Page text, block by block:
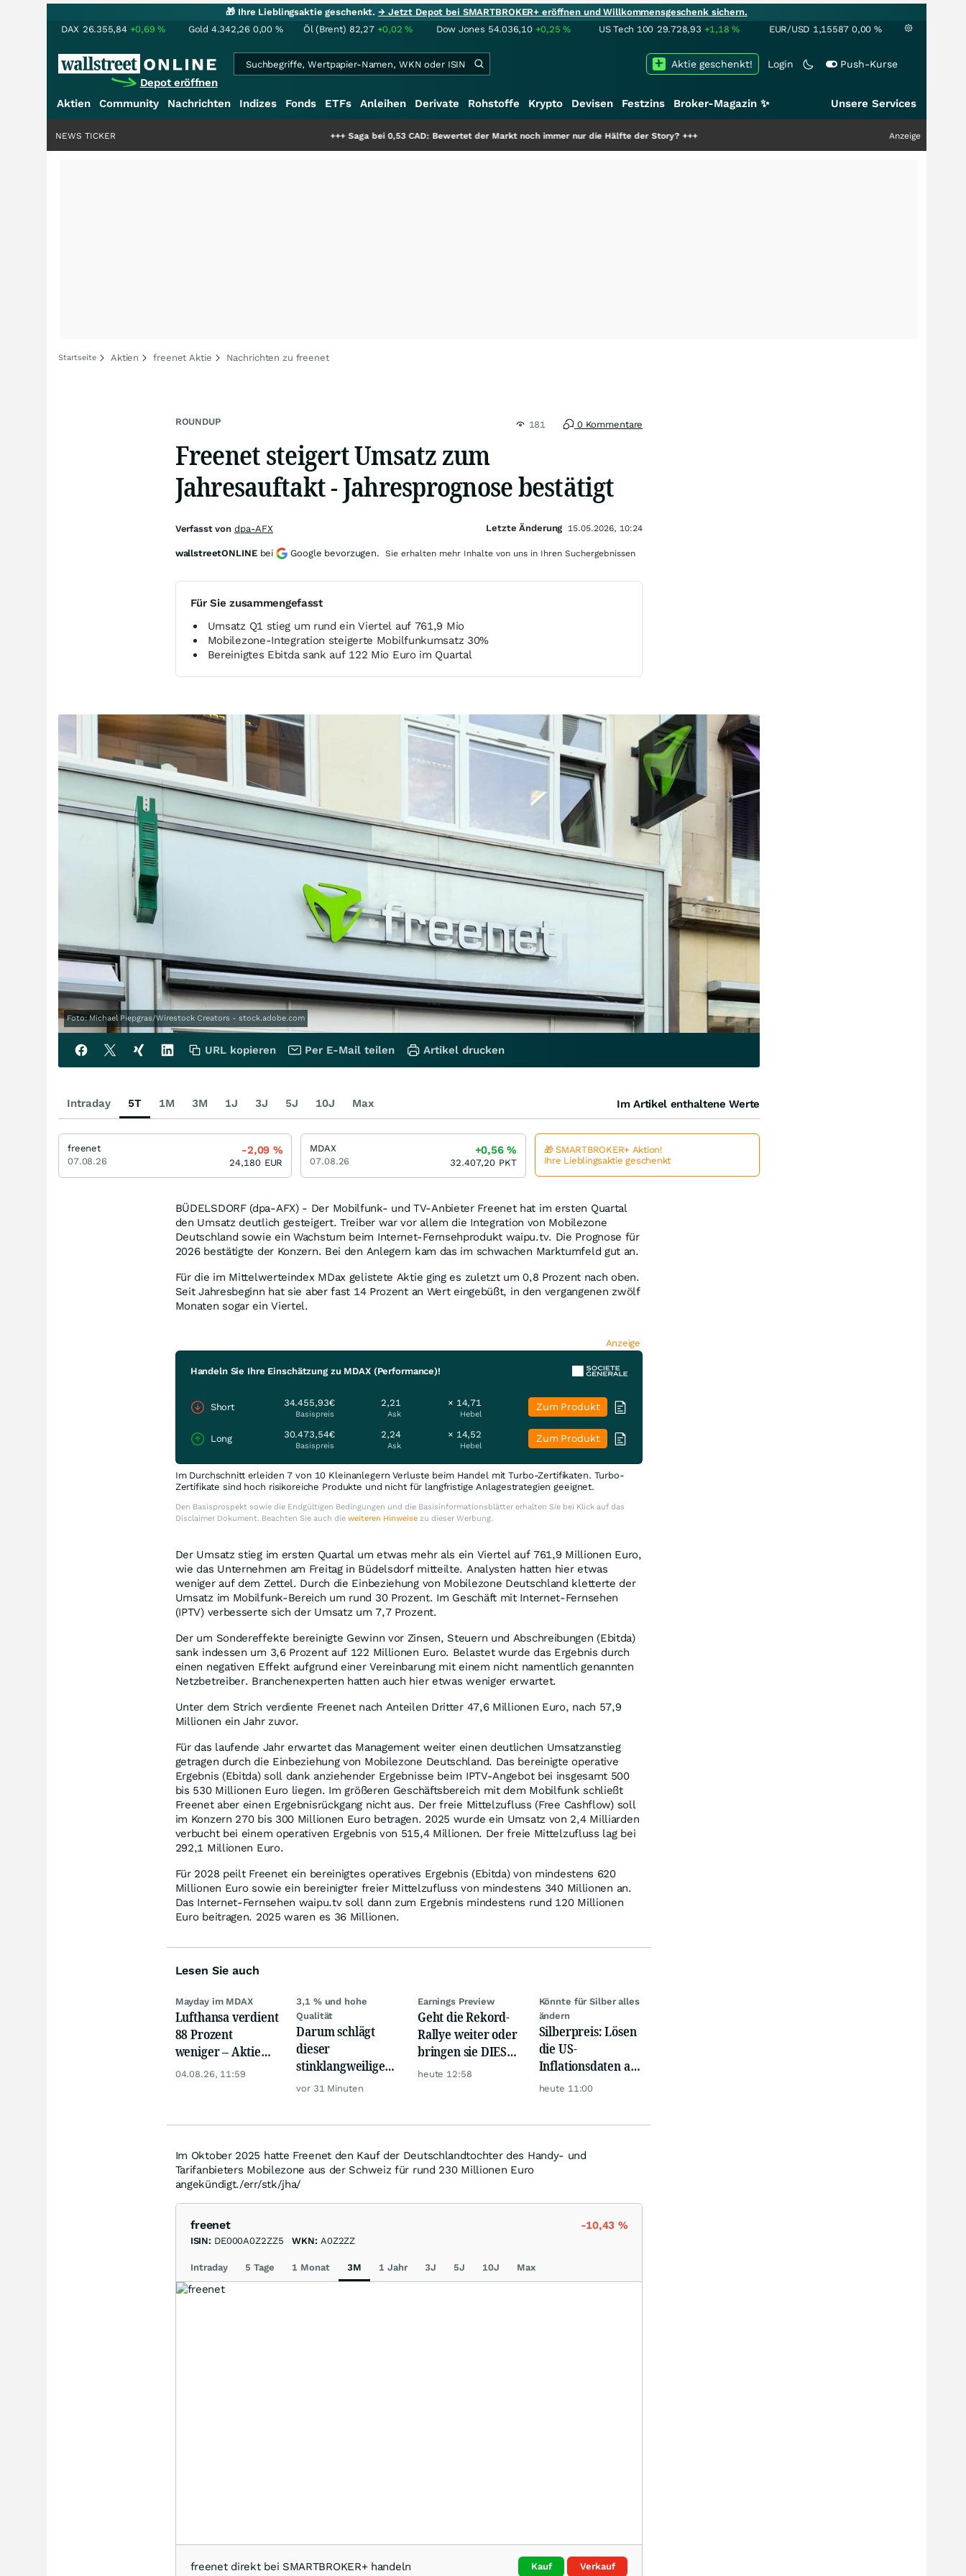
🎁 Ihre Lieblingsaktie geschenkt.→ Jetzt Depot bei SMARTBROKER+ eröffnen und Willkommensgeschenk sichern.
DAX 26.355,84 +0,69% Gold 4.342,26 0,00 % Öl (Brent) 82,27 +0,02% Dow Jones 54.036,10 +0,25% US Tech 100 29.728,93 +1,18% EUR/USD 1,15587 0,00 %
Depot eröffnen
Login Push-Kurse
Aktie geschenkt!
Aktien Community Nachrichten Indizes Fonds ETFs Anleihen Derivate Rohstoffe Krypto Devisen Festzins Broker-Magazin ✨ Unsere Services
Saga bei 0,53 CAD: Bewertet der Markt noch immer nur die Hälfte der Story?+++ Anzeige
NEWS TICKER
Startseite Aktien freenet Aktie Nachrichten zu freenet
ROUNDUP 181 0 Kommentare
Freenet steigert Umsatz zum
Jahresauftakt - Jahresprognose bestätigt
Für Sie zusammengefasst
Umsatz Q1 stieg um rund ein Viertel auf 761,9 Mio
Mobilezone-Integration steigerte Mobilfunkumsatz 30%
Bereinigtes Ebitda sank auf 122 Mio Euro im Quartal
Foto: Michael Piepgras/Wirestock Creators - stock.adobe.com
BÜDELSDORF (dpa-AFX) - Der Mobilfunk- und TV-Anbieter Freenet hat im ersten Quartal
den Umsatz deutlich gesteigert. Treiber war vor allem die Integration von Mobilezone
Deutschland sowie ein Wachstum beim Internet-Fernsehprodukt waipu.tv. Die Prognose für
2026 bestätigte der Konzern. Bei den Anlegern kam das im schwachen Marktumfeld gut an.
Für die im Mittelwerteindex MDax gelistete Aktie ging es zuletzt um 0,8 Prozent nach oben.
Seit Jahresbeginn hat sie aber fast 14 Prozent an Wert eingebüßt, in den vergangenen zwölf
Monaten sogar ein Viertel.
Anzeige
Handeln Sie Ihre Einschätzung zu MDAX (Performance)!
Short 34.455,93€
Basispreis
2,21
Ask
× 14,71
Hebel
Zum Produkt
Long 30.473,54€
Basispreis
2,24
Ask
× 14,52
Hebel
Zum Produkt
Im Durchschnitt erleiden 7 von 10 Kleinanlegern Verluste beim Handel mit Turbo-Zertifikaten. Turbo-
Zertifikate sind hoch risikoreiche Produkte und nicht für langfristige Anlagestrategien geeignet.
Den Basisprospekt sowie die Endgültigen Bedingungen und die Basisinformationsblätter erhalten Sie bei Klick auf das
Disclaimer Dokument. Beachten Sie auch die weiteren Hinweisezu dieser Werbung.
Der Umsatz stieg im ersten Quartal um etwas mehr als ein Viertel auf 761,9 Millionen Euro,
wie das Unternehmen am Freitag in Büdelsdorf mitteilte. Analysten hatten hier etwas
weniger auf dem Zettel. Durch die Einbeziehung von Mobilezone Deutschland kletterte der
Umsatz im Mobilfunk-Bereich um rund 30 Prozent. Im Geschäft mit Internet-Fernsehen
(IPTV) verbesserte sich der Umsatz um 7,7 Prozent.
Der um Sondereffekte bereinigte Gewinn vor Zinsen, Steuern und Abschreibungen (Ebitda)
sank indessen um 3,6 Prozent auf 122 Millionen Euro. Belastet wurde das Ergebnis durch
einen negativen Effekt aufgrund einer Vereinbarung mit einem nicht namentlich genannten
Netzbetreiber. Branchenexperten hatten auch hier etwas weniger erwartet.
Unter dem Strich verdiente Freenet nach Anteilen Dritter 47,6 Millionen Euro, nach 57,9
Millionen ein Jahr zuvor.
Für das laufende Jahr erwartet das Management weiter einen deutlichen Umsatzanstieg
getragen durch die Einbeziehung von Mobilezone Deutschland. Das bereinigte operative
Ergebnis (Ebitda) soll dank anziehender Ergebnisse beim IPTV-Angebot bei insgesamt 500
bis 530 Millionen Euro liegen. Im größeren Geschäftsbereich mit dem Mobilfunk schließt
Freenet aber einen Ergebnisrückgang nicht aus. Der freie Mittelzufluss (Free Cashflow) soll
im Konzern 270 bis 300 Millionen Euro betragen. 2025 wurde ein Umsatz von 2,4 Milliarden
verbucht bei einem operativen Ergebnis von 515,4 Millionen. Der freie Mittelzufluss lag bei
292,1 Millionen Euro.
Für 2028 peilt Freenet ein bereinigtes operatives Ergebnis (Ebitda) von mindestens 620
Millionen Euro sowie ein bereinigter freier Mittelzufluss von mindestens 340 Millionen an.
Das Internet-Fernsehen waipu.tv soll dann zum Ergebnis mindestens rund 120 Millionen
Euro beitragen. 2025 waren es 36 Millionen.
Lesen Sie auch
Mayday im MDAX
Lufthansa verdient
88 Prozent
weniger – Aktie
crasht zweistellig
04.08.26, 11:59
3,1 % und hohe
Qualität
Darum schlägt
dieser
stinklangweilige
Dividenden-ETF
vor 31 Minuten
Earnings Preview
Geht die Rekord-
Rallye weiter oder
bringen sie DIESE
Werte jetzt zu Fall?
heute 12:58
Könnte für Silber alles
ändern
Silberpreis: Lösen
die US-
Inflationsdaten am
Mittwoch eine
heute 11:00
Im Oktober 2025 hatte Freenet den Kauf der Deutschlandtochter des Handy- und
Tarifanbieters Mobilezone aus der Schweiz für rund 230 Millionen Euro
angekündigt./err/stk/jha/
freenet -10,43 %
ISIN: DE000A0Z2ZZ5 WKN: A0Z2ZZ
Intraday 5 Tage 1 Monat 3M 1 Jahr 3J 5J 10J Max
freenet direkt bei SMARTBROKER+ handeln Kauf Verkauf
Verfasst von dpa-AFX Letzte Änderung 15.05.2026, 10:24
wallstreetONLINE bei Google bevorzugen. Sie erhalten mehr Inhalte von uns in Ihren Suchergebnissen
URL kopieren Per E-Mail teilen Artikel drucken
Intraday 5T 1M 3M 1J 3J 5J 10J Max Im Artikel enthaltene Werte
freenet
07.08.26
-2,09 %
24,180 EUR
MDAX
07.08.26
+0,56 %
32.407,20 PKT
🎁 SMARTBROKER+ Aktion!
Ihre Lieblingsaktie geschenkt